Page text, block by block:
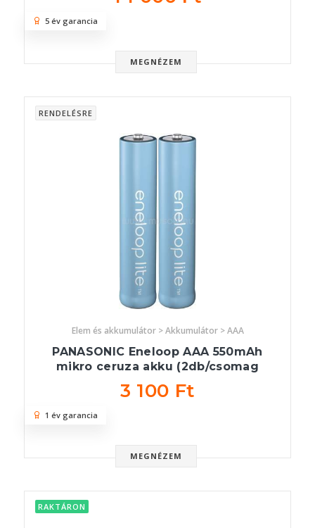
MEGNÉZEM
5 év garancia
RENDELÉSRE
Elem és akkumulátor > Akkumulátor > AAA
PANASONIC Eneloop AAA 550mAh
mikro ceruza akku (2db/csomag
3 100 Ft
MEGNÉZEM
1 év garancia
RAKTÁRON